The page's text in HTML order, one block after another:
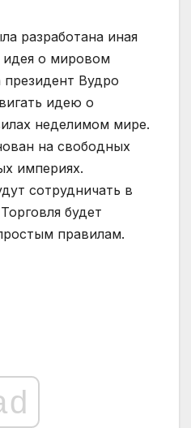
разработана иная
идея о мировом
президент Вудро
идею о
неделимом мире.
на свободных
империях.
сотрудничать в
будет
правилам.